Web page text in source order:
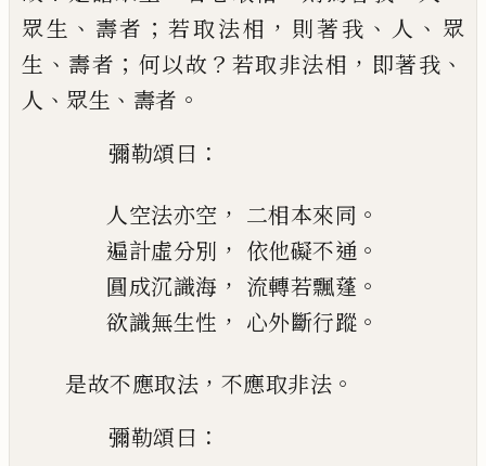
眾生 、 壽者 ； 若取法相 ， 則著我 、 人 、 眾
生 、 壽者 ； 何以故 ？ 若取非法相 ， 即著我 、
人 、 眾生 、 壽者 。
彌勒頌曰 ：
人空法亦空 ， 二相本來同 。
遍計虛分別 ， 依他礙不通 。
圓成沉識海 ， 流轉若飄蓬 。
欲識無生性 ， 心外斷行蹤 。
是故不應取法 ， 不應取非法 。
彌勒頌曰 ：